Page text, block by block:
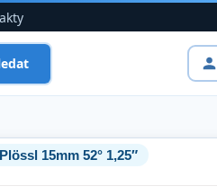
15mm 52° 1,25″